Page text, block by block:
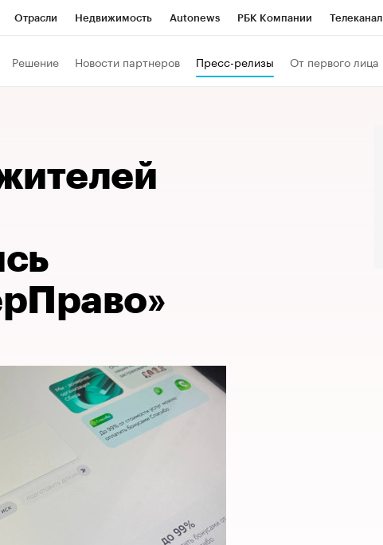
Отрасли Недвижимость Autonews РБК Компании Телеканал
Технологии и медиа
Решение Новости партнеров Пресс-релизы От первого лица